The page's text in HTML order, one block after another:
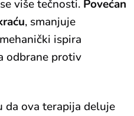
više tečnosti. Povećan
, smanjuje
ispira
odbrane protiv
da ova terapija deluje